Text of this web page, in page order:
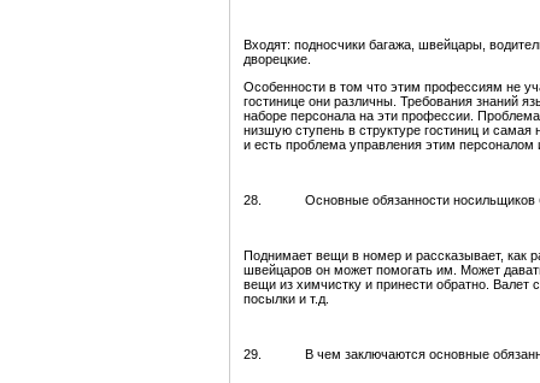
Входят: подносчики багажа, швейцары,
дворецкие.
Особенности в том что этим профессиям не
гостинице они различны. Требования знаний
наборе персонала на эти профессии.
низшую ступень в структуре гостиниц и самая
и есть проблема управления этим персоналом
28. Основные обязанности носильщиков
Поднимает вещи в номер и рассказывает, как
швейцаров он может помогать им. Может
вещи из химчистку и принести обратно.
посылки и т.д.
29. В чем заключаются основные